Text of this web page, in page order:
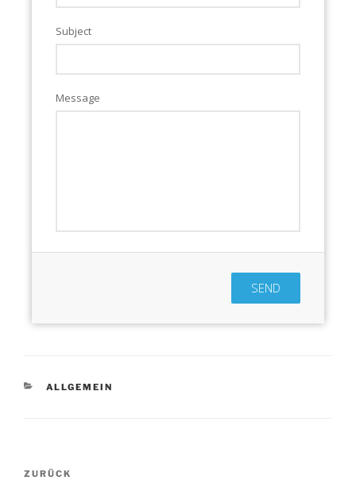
Subject
Message
SEND
KATEGORIEN
ALLGEMEIN
Beitragsnavigation
Vorheriger
ZURÜCK